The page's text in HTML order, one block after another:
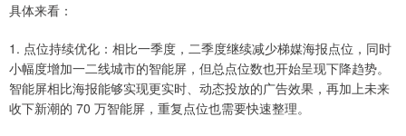
具体来看：
1. 点位持续优化：相比一季度，二季度继续减少梯媒海报点位，同时
小幅度增加一二线城市的智能屏，但总点位数也开始呈现下降趋势。
智能屏相比海报能够实现更实时、动态投放的广告效果，再加上未来
收下新潮的 70 万智能屏，重复点位也需要快速整理。